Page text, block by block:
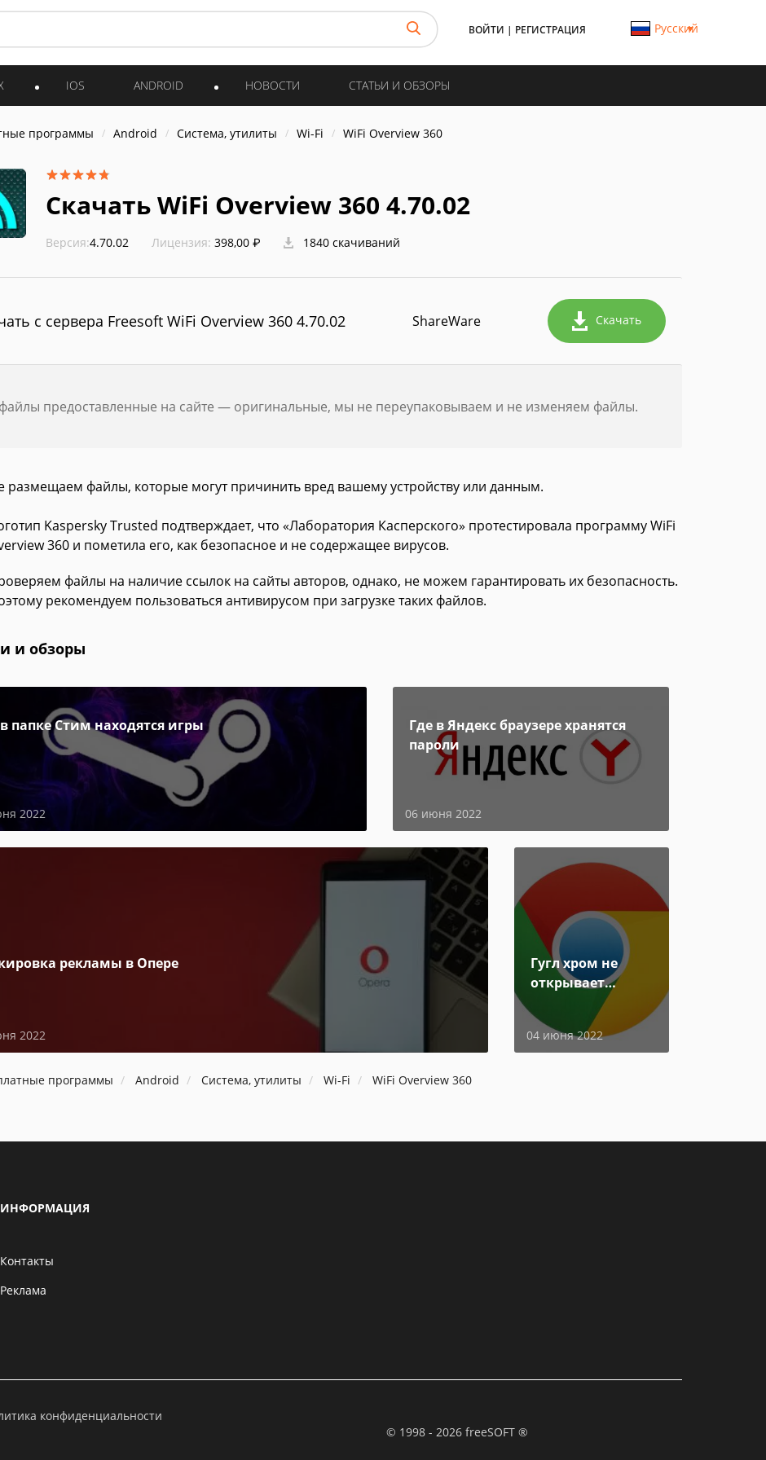
ВОЙТИ | РЕГИСТРАЦИЯ Русский
IOS ANDROID НОВОСТИ СТАТЬИ И ОБЗОРЫ
программы Android Система, утилиты Wi-Fi WiFi Overview 360
Скачать WiFi Overview 360 4.70.02
Версия:4.70.02 Лицензия: 398,00 ₽ 1840 скачиваний
с сервера Freesoft WiFi Overview 360 4.70.02 ShareWare Скачать
предоставленные на сайте — оригинальные, мы не переупаковываем и не изменяем файлы.
размещаем файлы, которые могут причинить вред вашему устройству или данным.
Kaspersky Trusted подтверждает, что «Лаборатория Касперского» протестировала программу WiFi
360 и пометила его, как безопасное и не содержащее вирусов.
файлы на наличие ссылок на сайты авторов, однако, не можем гарантировать их безопасность.
рекомендуем пользоваться антивирусом при загрузке таких файлов.
и обзоры
папке Стим находятся игры
2022
Где в Яндекс браузере хранятся
пароли
06 июня 2022
рекламы в Опере
2022
Гугл хром не
открывает
04 июня 2022
программы Android Система, утилиты Wi-Fi WiFi Overview 360
ИНФОРМАЦИЯ
Контакты
Реклама
конфиденциальности
© 1998 - 2026 freeSOFT ®